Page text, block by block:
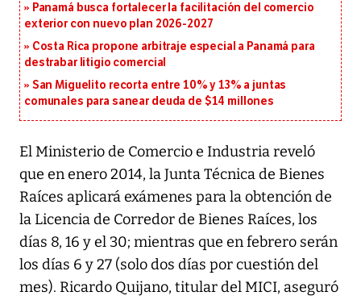
Panamá busca fortalecer la facilitación del comercio
exterior con nuevo plan 2026-2027
Costa Rica propone arbitraje especial a Panamá para
destrabar litigio comercial
San Miguelito recorta entre 10% y 13% a juntas
comunales para sanear deuda de $14 millones
El Ministerio de Comercio e Industria reveló
que en enero 2014, la Junta Técnica de Bienes
Raíces aplicará exámenes para la obtención de
la Licencia de Corredor de Bienes Raíces, los
días 8, 16 y el 30; mientras que en febrero serán
los días 6 y 27 (solo dos días por cuestión del
mes). Ricardo Quijano, titular del MICI, aseguró